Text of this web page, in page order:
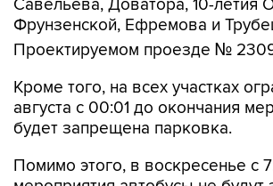
Проектируемом проезде №
Кроме того, на всех участках
будет запрещена парковка.
Помимо этого, в воскресенье с
метро "Спортивная".